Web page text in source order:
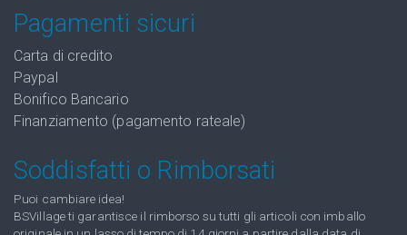
Pagamenti sicuri
Carta di credito
Paypal
Bonifico Bancario
Finanziamento (pagamento rateale)
Soddisfatti o Rimborsati
Puoi cambiare idea!
BSVillage ti garantisce il rimborso su tutti gli articoli con imballo